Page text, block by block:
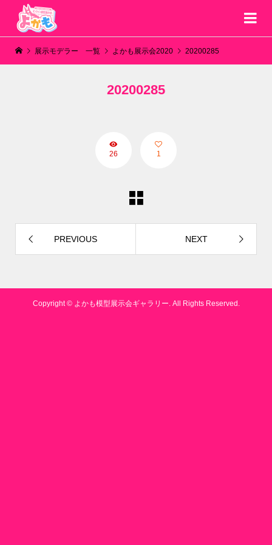
展示モデラー 一覧 よかも展示会2020 20200285
20200285
26 1
PREVIOUS NEXT
Copyright ©よかも模型展示会ギャラリー. All Rights Reserved.